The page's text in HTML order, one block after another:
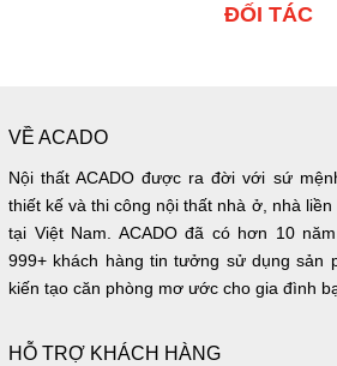
ĐỐI TÁC
VỀ ACADO
Nội thất ACADO được ra đời với sứ
thiết kế và thi công nội thất nhà ở, nhà
tại Việt Nam. ACADO đã có hơn 10
999+ khách hàng tin tưởng sử dụng sản
kiến tạo căn phòng mơ ước cho gia đình
HỖ TRỢ KHÁCH HÀNG